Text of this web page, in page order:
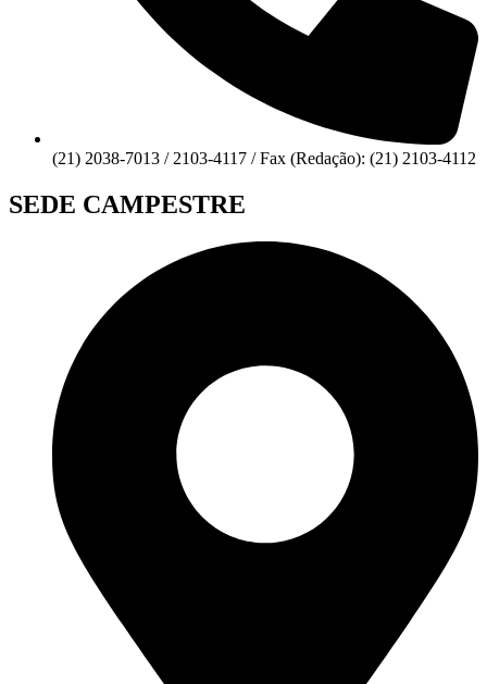
(21) 2038-7013 / 2103-4117 / Fax (Redação): (21) 2103-4112
SEDE CAMPESTRE